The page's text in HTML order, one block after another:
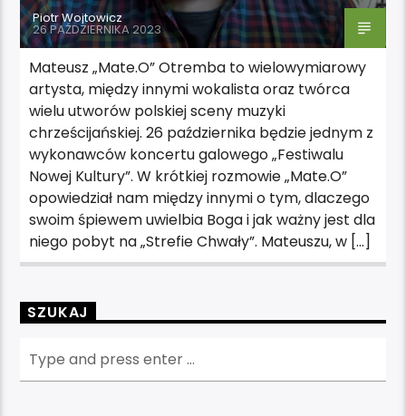
Piotr Wojtowicz
26 PAŹDZIERNIKA 2023
Mateusz „Mate.O” Otremba to wielowymiarowy
artysta, między innymi wokalista oraz twórca
wielu utworów polskiej sceny muzyki
chrześcijańskiej. 26 października będzie jednym z
wykonawców koncertu galowego „Festiwalu
Nowej Kultury”. W krótkiej rozmowie „Mate.O”
opowiedział nam między innymi o tym, dlaczego
swoim śpiewem uwielbia Boga i jak ważny jest dla
niego pobyt na „Strefie Chwały”. Mateuszu, w […]
SZUKAJ